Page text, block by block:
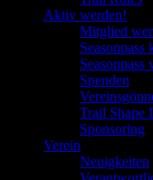
Aktiv werden!
Mitglied
Seasonpass
Seasonpass
Spenden
Trail Shape
Sponsoring
Verein
Neuigkeiten